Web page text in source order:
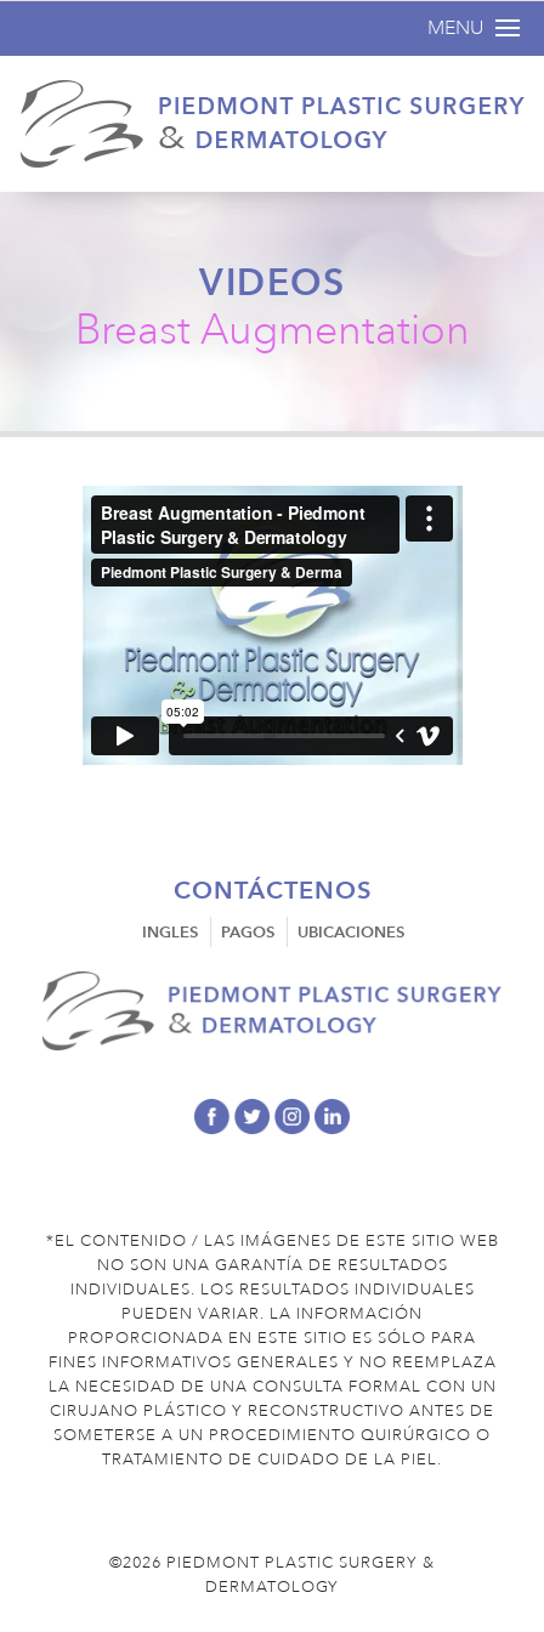
MENU
VIDEOS
Breast Augmentation
CONTÁCTENOS
INGLES PAGOS UBICACIONES
*EL CONTENIDO / LAS IMÁGENES DE ESTE SITIO WEB
NO SON UNA GARANTÍA DE RESULTADOS
INDIVIDUALES. LOS RESULTADOS INDIVIDUALES
PUEDEN VARIAR. LA INFORMACIÓN
PROPORCIONADA EN ESTE SITIO ES SÓLO PARA
FINES INFORMATIVOS GENERALES Y NO REEMPLAZA
LA NECESIDAD DE UNA CONSULTA FORMAL CON UN
CIRUJANO PLÁSTICO Y RECONSTRUCTIVO ANTES DE
SOMETERSE A UN PROCEDIMIENTO QUIRÚRGICO O
TRATAMIENTO DE CUIDADO DE LA PIEL.
©2026 PIEDMONT PLASTIC SURGERY &
DERMATOLOGY
Inicio
Antes y